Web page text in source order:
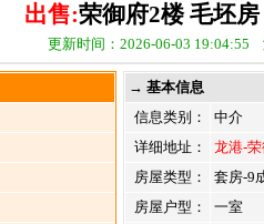
出售:荣御府2楼 毛坯
更新时间：2026-06-03 19:04:55
→ 基本信息
信息类别：
中介
详细地址：
龙港-
房屋类型：
套房-9
房屋户型：
一室